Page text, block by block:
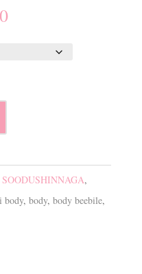
SOODUSHINNAGA,
body, body, body beebile,